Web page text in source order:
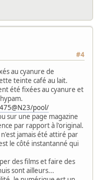
#4
au cyanure de
teinte café au lait.
été fixées au cyanure et
pool/
sur une page magazine
par rapport à l'original.
jamais été attiré par
le côté instantanné qui
des films et faire des
sont ailleurs...